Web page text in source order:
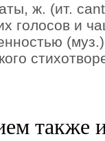
ж. (ит.
голосов и
также